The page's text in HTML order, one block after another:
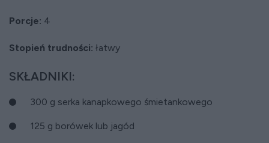
Porcje: 4
Stopień trudności: łatwy
SKŁADNIKI:
300 g serka kanapkowego śmietankowego
125 g borówek lub jagód